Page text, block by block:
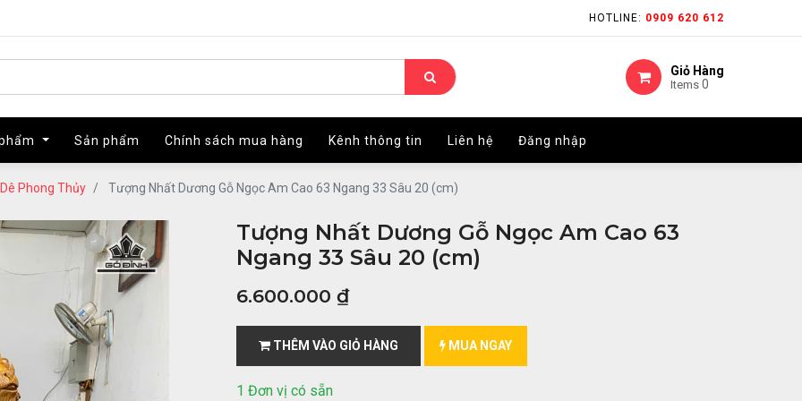
HOTLINE: 0909 620 612
Giỏ Hàng
Items 0
Sản phẩm Chính sách mua hàng Kênh thông tin Liên hệ Đăng nhập
HOTLINE: 0909 620 612
Giỏ Hàng
Items 0
Sản phẩm Chính sách mua hàng Kênh thông tin Liên hệ Đăng nhập
Phong Thủy Tượng Nhất Dương Gỗ Ngọc Am Cao 63 Ngang 33 Sâu 20 (cm)
Tượng Nhất Dương Gỗ Ngọc Am Cao 63
Ngang 33 Sâu 20 (cm)
6.600.000 ₫
THÊM VÀO GIỎ HÀNG MUA NGAY
1 Đơn vị có sẵn